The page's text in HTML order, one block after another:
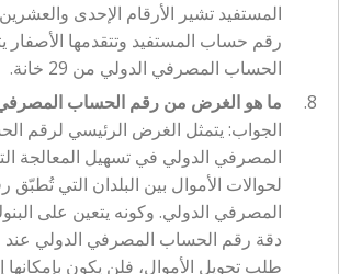
المستفيد تشير الأرقام الإحدى
رقم حساب المستفيد وتتقدمها الأصفار
الحساب المصرفي الدولي من 29 خانة.
ما هو الغرض من رقم الحساب
الجواب: يتمثل الغرض الرئيسي لرقم
المصرفي الدولي في تسهيل المعالجة
لحوالات الأموال بين البلدان التي
المصرفي الدولي. وكونه يتعين على
دقة رقم الحساب المصرفي الدولي عند
طلب تحويل الأموال، فلن يكون بإمكانها